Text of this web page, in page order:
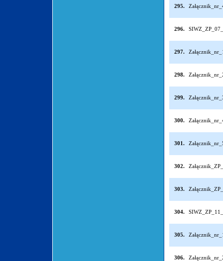
295.
296.
297.
298.
299.
300.
301.
302.
303.
304.
305.
306.